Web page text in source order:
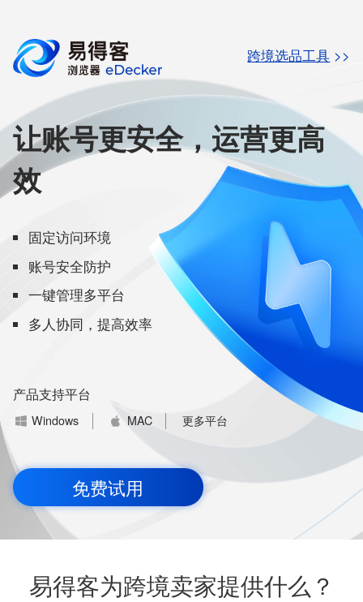
跨境选品工具 >>
让账号更安全，运营更高
效
固定访问环境
账号安全防护
一键管理多平台
多人协同，提高效率
产品支持平台
Windows MAC 更多平台
免费试用
易得客为跨境卖家提供什么？